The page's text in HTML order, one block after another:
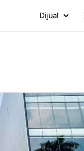
Dijual